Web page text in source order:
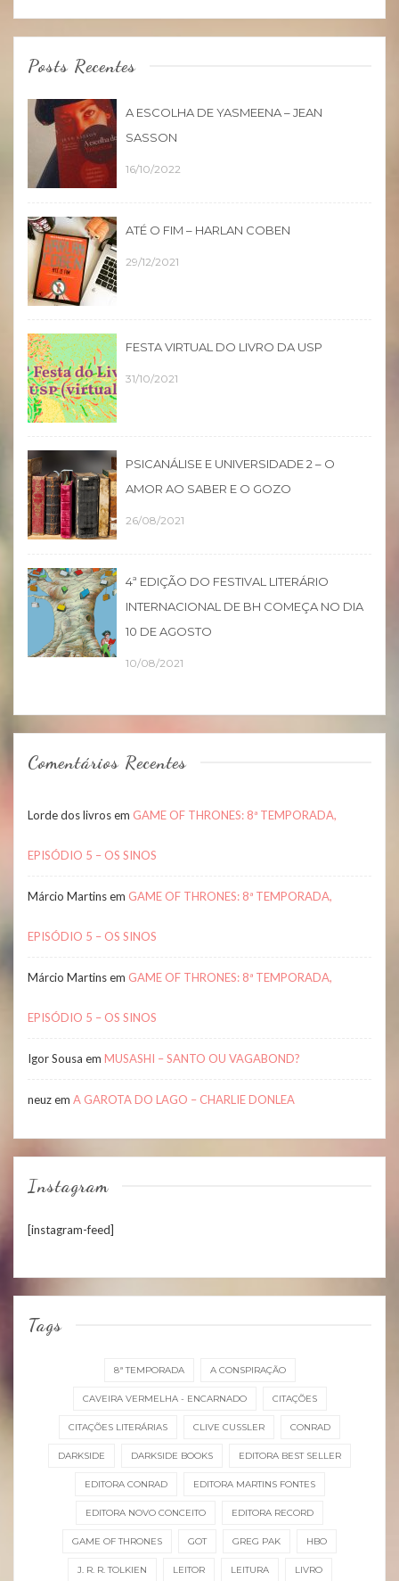
Posts Recentes
A ESCOLHA DE YASMEENA – JEAN
SASSON
16/10/2022
ATÉ O FIM – HARLAN COBEN
29/12/2021
FESTA VIRTUAL DO LIVRO DA USP
31/10/2021
PSICANÁLISE E UNIVERSIDADE 2 – O
AMOR AO SABER E O GOZO
26/08/2021
4ª EDIÇÃO DO FESTIVAL LITERÁRIO
INTERNACIONAL DE BH COMEÇA NO DIA
10 DE AGOSTO
10/08/2021
Comentários Recentes
Lorde dos livrosem GAME OF THRONES: 8ª TEMPORADA,
EPISÓDIO 5 – OS SINOS
Márcio Martinsem GAME OF THRONES: 8ª TEMPORADA,
EPISÓDIO 5 – OS SINOS
Márcio Martinsem GAME OF THRONES: 8ª TEMPORADA,
EPISÓDIO 5 – OS SINOS
Igor Sousa em MUSASHI – SANTO OU VAGABOND?
neuzem A GAROTA DO LAGO – CHARLIE DONLEA
Instagram
[instagram-feed]
Tags
8ª TEMPORADA A CONSPIRAÇÃO
CAVEIRA VERMELHA - ENCARNADO CITAÇÕES
CITAÇÕES LITERÁRIAS CLIVE CUSSLER CONRAD
DARKSIDE DARKSIDE BOOKS EDITORA BEST SELLER
EDITORA CONRAD EDITORA MARTINS FONTES
EDITORA NOVO CONCEITO EDITORA RECORD
GAME OF THRONES GOT GREG PAK HBO
J. R. R. TOLKIEN LEITOR LEITURA LIVRO